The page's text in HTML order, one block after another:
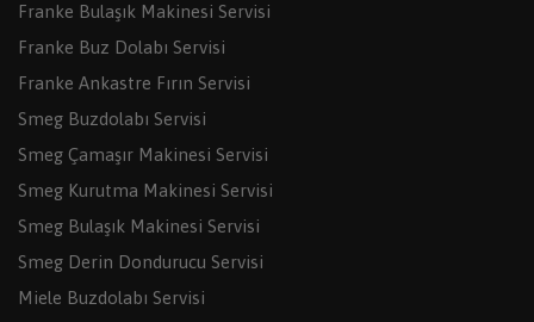
Franke Bulaşık Makinesi Servisi
Franke Buz Dolabı Servisi
Franke Ankastre Fırın Servisi
Smeg Buzdolabı Servisi
Smeg Çamaşır Makinesi Servisi
Smeg Kurutma Makinesi Servisi
Smeg Bulaşık Makinesi Servisi
Smeg Derin Dondurucu Servisi
Miele Buzdolabı Servisi